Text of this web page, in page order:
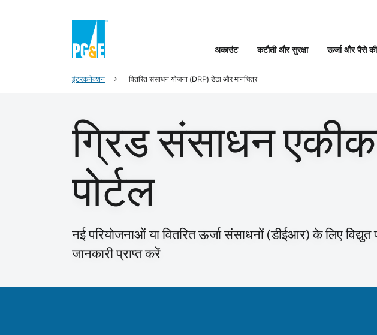
अकाउंट कटौती और सुरक्षा ऊर्जा और पैसे
इंटरकनेक्शन वितरित संसाधन योजना (DRP) डेटा और मानचित्र
ग्रिड संसाधन
पोर्टल
नई परियोजनाओं या वितरित ऊर्जा संसाधनों (डीईआर) के लिए
जानकारी प्राप्त करें